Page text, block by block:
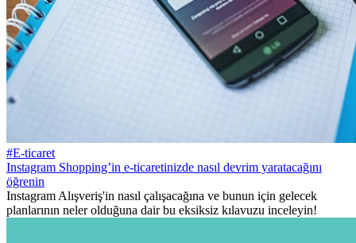
#E-ticaret
Instagram Shopping’in e-ticaretinizde nasıl devrim yaratacağını
öğrenin
Instagram Alışveriş'in nasıl çalışacağına ve bunun için gelecek
planlarının neler olduğuna dair bu eksiksiz kılavuzu inceleyin!